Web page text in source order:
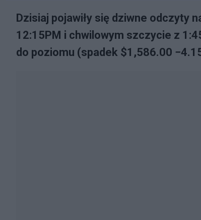
Dzisiaj pojawiły się dziwne odczyty
12:15PM i chwilowym szczycie z
do poziomu (spadek $1,586.00